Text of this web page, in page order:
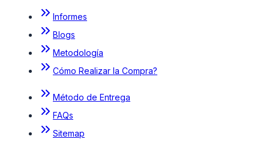
Informes
Blogs
Metodología
Cómo Realizar la Compra?
Método de Entrega
FAQs
Sitemap